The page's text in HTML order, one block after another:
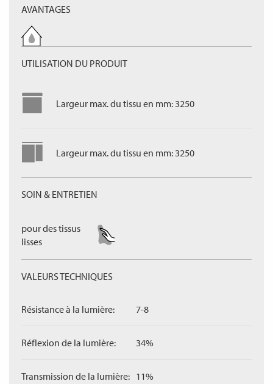
AVANTAGES
UTILISATION DU PRODUIT
Largeur max. du tissu en mm: 3250
Largeur max. du tissu en mm: 3250
SOIN & ENTRETIEN
pour des tissus
lisses
VALEURS TECHNIQUES
Résistance à la lumière: 7-8
Réflexion de la lumière: 34%
Transmission de la lumière: 11%